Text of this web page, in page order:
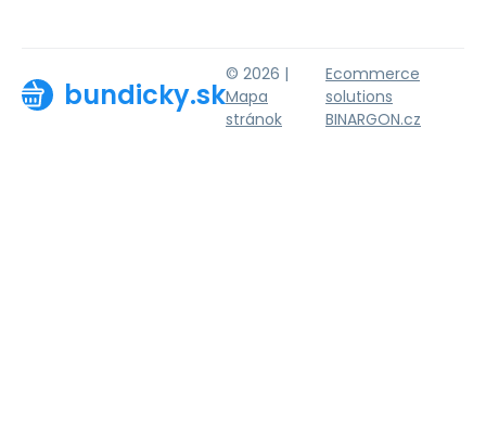
bundicky.sk
© 2026 |
Mapa
stránok
Ecommerce
solutions
BINARGON.cz